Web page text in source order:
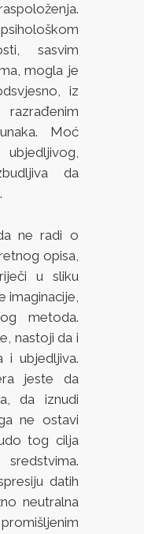
sasvim
mogla je
iz
Moć
da
ne radi o
opisa,
u sliku
imaginacije,
metoda.
nastoji da i
i ubjedljiva.
jeste da
da iznudi
ne ostavi
tog cilja
datih
neutralna